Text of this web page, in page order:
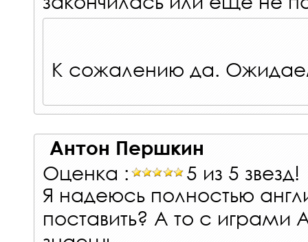
К сожалению да.
Антон Першкин
Оценка :
5 из 5 звезд!
Я надеюсь полностью
поставить? А то с играми